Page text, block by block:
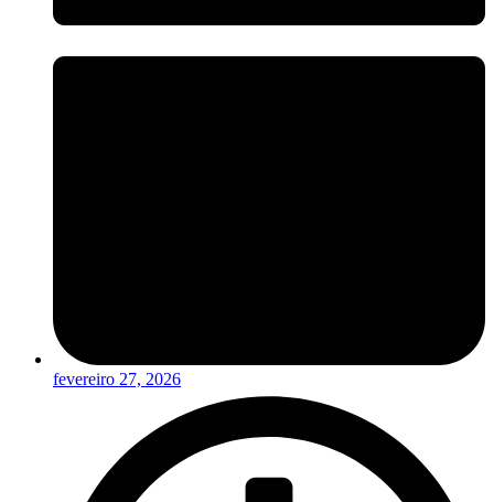
fevereiro 27, 2026